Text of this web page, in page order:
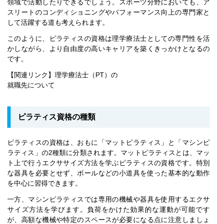
領域で活動したりできるでしょう。スポーツ分野においても、ア
スリートのコンディショニングやパフォーマンス向上の専門家と
して活躍する道も考えられます。
このように、ピラティスの資格は理学療法士としての専門性を活
かしながら、より自由度の高いキャリアを築くきっかけとなるの
です。
【関連リンク】理学療法士（PT）の
就職先について
ピラティス資格の種類
ピラティスの資格は、おもに「マットピラティス」と「マシンピ
ラティス」の2種類に分類されます。マットピラティスとは、マッ
ト上で行うエクササイズ方法を学ぶピラティスの資格です。特別
な器具を必要とせず、ボールなどの小道具を使った基本的な動作
を中心に習得できます。
一方、マシンピラティスでは専用の機械や器具を使用するエクサ
サイズ方法を学びます。負荷をかけた効果的な運動が可能です
が、高額な機械や特定のスペースが必要になる点に注意しましょ